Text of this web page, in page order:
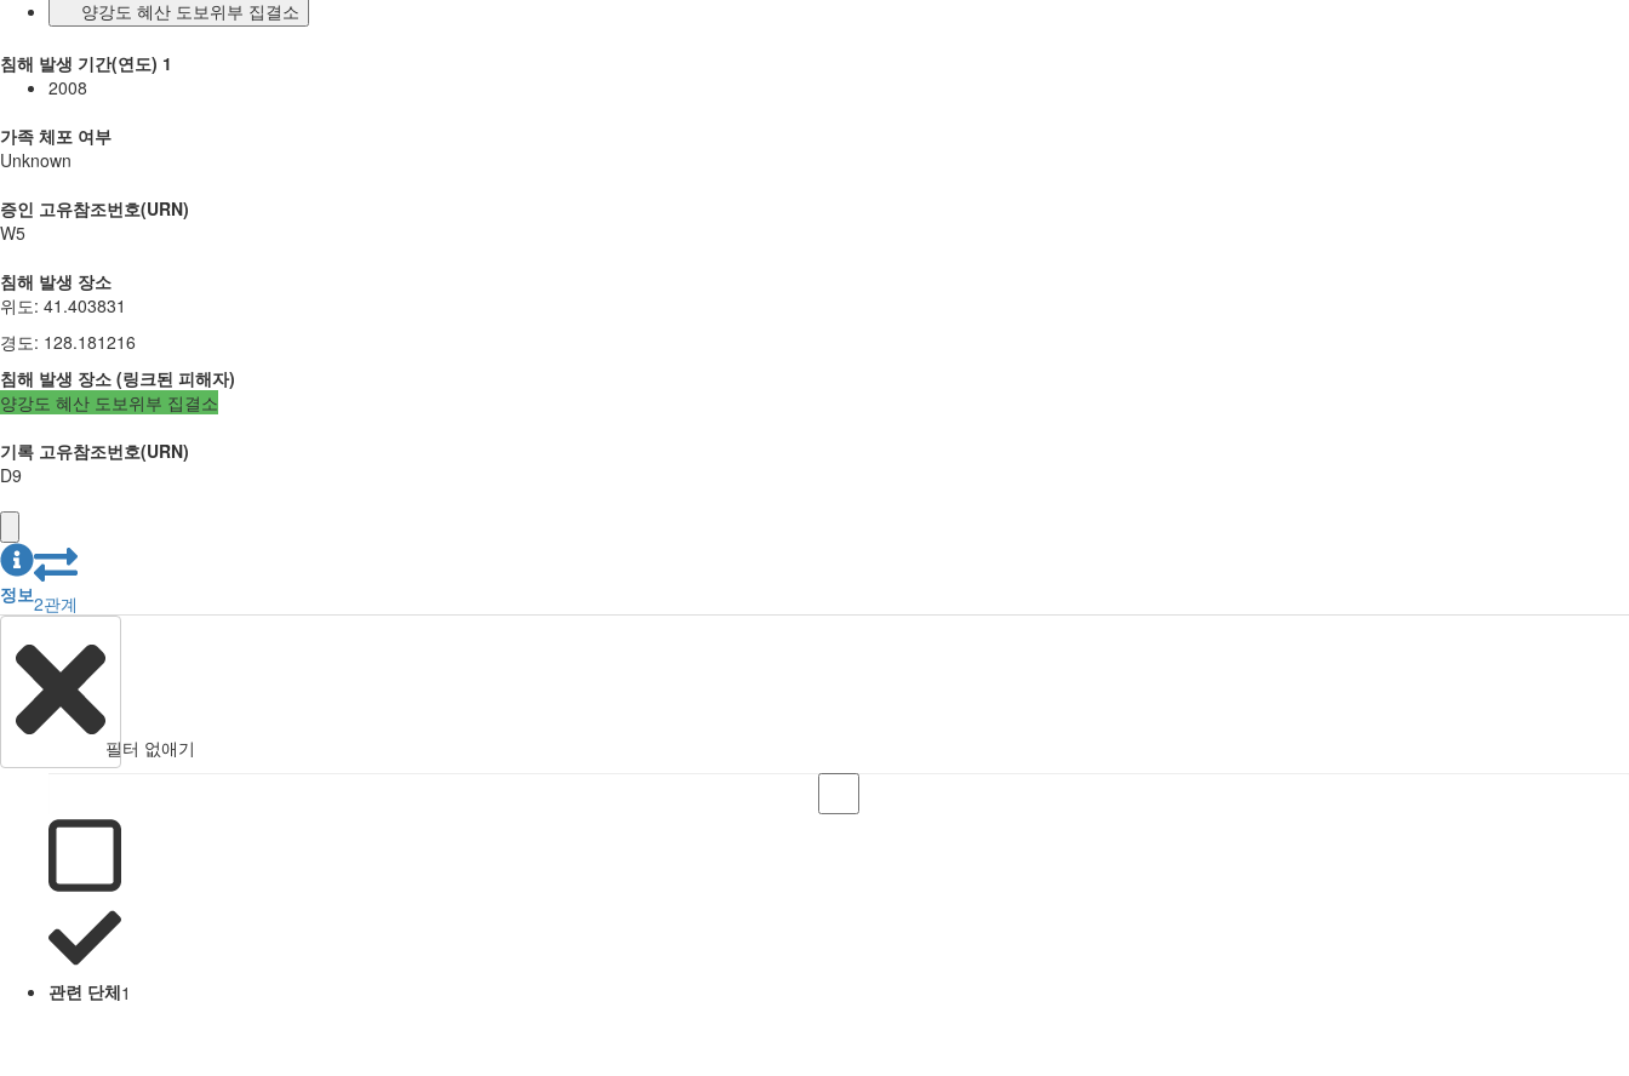
양강도 혜산 도보위부 집결소
침해 발생 기간(연도) 1
2008
가족 체포 여부
Unknown
증인 고유참조번호(URN)
W5
침해 발생 장소
위도: 41.403831
경도: 128.181216
침해 발생 장소 (링크된 피해자)
양강도 혜산 도보위부 집결소
기록 고유참조번호(URN)
D9
정보2관계
필터 없애기
관련 단체1